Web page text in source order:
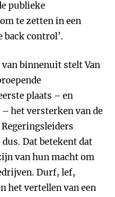
publieke
te zetten in een
back control’.
binnenuit stelt Van
plaats – en
het versterken van de
Dat betekent dat
van hun macht om
Durf, lef,
het vertellen van een